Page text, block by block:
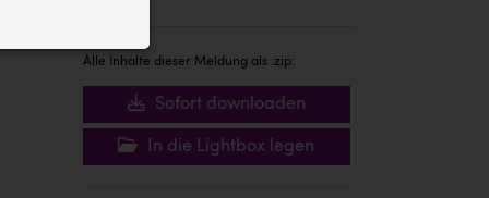
Alle Inhalte dieser Meldung als .zip:
Sofort downloaden
In die Lightbox legen
Website